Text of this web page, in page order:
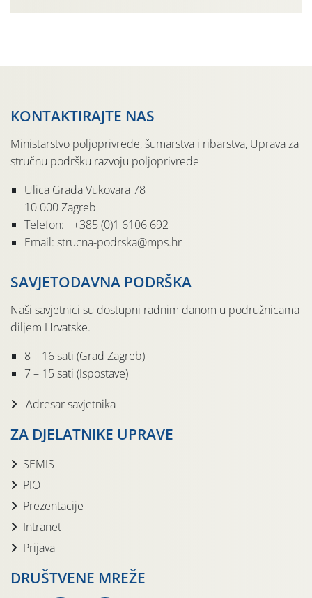
KONTAKTIRAJTE NAS
Ministarstvo poljoprivrede, šumarstva i ribarstva, Uprava za
stručnu podršku razvoju poljoprivrede
Ulica Grada Vukovara 78
10 000 Zagreb
Telefon: ++385 (0)1 6106 692
Email: strucna-podrska@mps.hr
SAVJETODAVNA PODRŠKA
Naši savjetnici su dostupni radnim danom u podružnicama
diljem Hrvatske.
8 – 16 sati (Grad Zagreb)
7 – 15 sati (Ispostave)
Adresar savjetnika
ZA DJELATNIKE UPRAVE
SEMIS
PIO
Prezentacije
Intranet
Prijava
DRUŠTVENE MREŽE